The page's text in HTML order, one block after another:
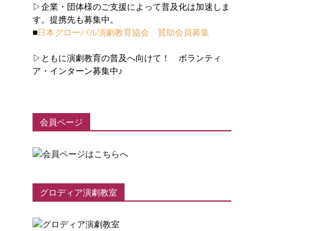
▷企業・団体様のご支援によって普及化は加速しま
す。提携先も募集中。
■日本グローバル演劇教育協会 賛助会員募集
▷ともに演劇教育の普及へ向けて！ ボランティ
ア・インターン募集中♪
会員ページ
グロディア演劇教室